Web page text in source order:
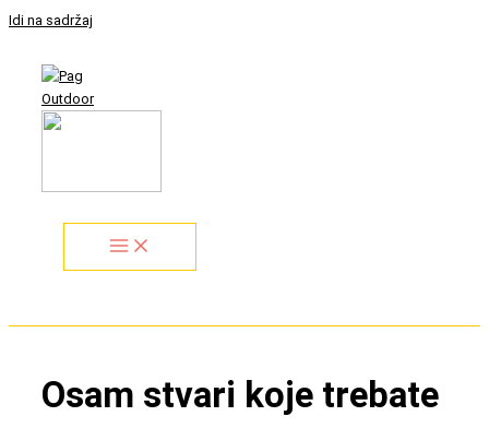
Idi na sadržaj
Osam stvari koje trebate